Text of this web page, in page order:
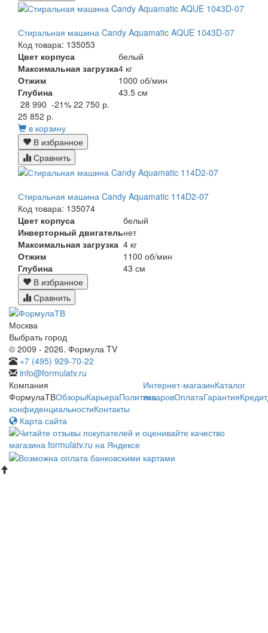
Стиральная машина Candy Aquamatic AQUE 1043D-07
Код товара: 135053
Цвет корпуса
белый
Максимальная загрузка4 кг
Отжим
1000 об/мин
Глубина
43.5 см
28 990 -21% 22 750 р.
25 852 р.
в корзину
В избранное
Сравнить
Стиральная машина Candy Aquamatic 114D2-07
Код товара: 135074
Цвет корпуса
белый
Инверторный двигательнет
Максимальная загрузка 4 кг
Отжим
1100 об/мин
Глубина
43 см
В избранное
Сравнить
Москва
Выбрать город
© 2009 - 2026. Формула TV
+7 (495) 929-70-22
info@formulatv.ru
Компания
ФормулаТВОбзорыКарьераПолитика
конфиденциальностиКонтакты
Интернет-магазинКаталог
товаровОплатаГарантияКредит
Карта сайта